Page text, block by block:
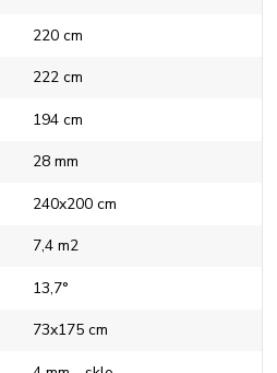
220 cm
222 cm
194 cm
28 mm
240x200 cm
7,4 m2
13,7°
73x175 cm